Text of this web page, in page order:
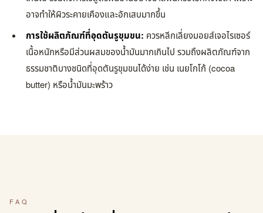
อาจทำให้ผิวระคายเคืองและอักเสบมากขึ้น
การใช้ผลิตภัณฑ์ที่อุดตันรูขุมขน: ควรหลีกเลี่ยงมอยส์เจอไรเซอร์
เนื้อหนักหรือมีส่วนผสมของน้ำมันมากเกินไป รวมถึงผลิตภัณฑ์จาก
ธรรมชาติบางชนิดที่อุดตันรูขุมขนได้ง่าย เช่น เนยโกโก้ (cocoa
butter) หรือน้ำมันมะพร้าว
FAQ